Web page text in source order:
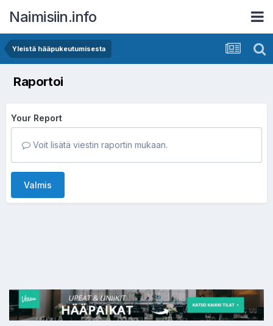
Naimisiin.info
Yleistä hääpukeutumisesta
Raportoi
Your Report
Voit lisätä viestin raportin mukaan.
Valmis